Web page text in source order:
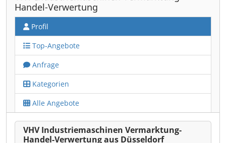
Handel-Verwertung
Profil
Top-Angebote
Anfrage
Kategorien
Alle Angebote
VHV Industriemaschinen Vermarktung-
Handel-Verwertung aus Düsseldorf